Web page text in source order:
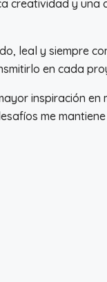
creatividad y una
leal y siempre
en cada
inspiración en
me